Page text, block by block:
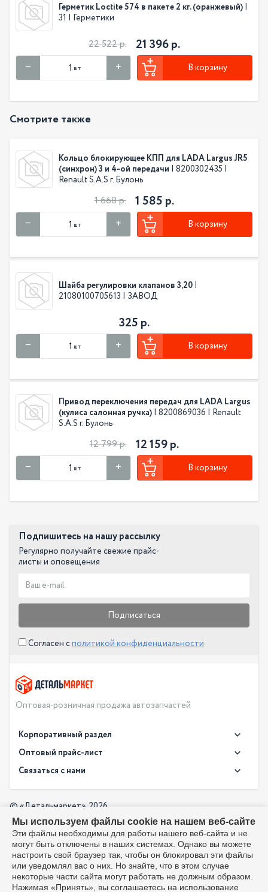
Герметик Loctite 574 в пакете 2 кг. (оранжевый) |
31 | Герметики
22 522 р. 21 396 р.
шт В корзину
Смотрите также
Кольцо блокирующее КПП для LADA Largus JR5
(синхрон) 3 и 4-ой передачи | 8200302435 |
Renault S.A.S г. Булонь
1 668 р. 1 585 р.
шт В корзину
Шайба регулировки клапанов 3,20 |
21080100705613 | ЗАВОД
325 р.
шт В корзину
Привод переключения передач для LADA Largus
(кулиса салонная ручка) | 8200869036 | Renault
S.A.S г. Булонь
12 799 р. 12 159 р.
шт В корзину
Подпишитесь на нашу рассылку
Регулярно получайте свежие прайс-
листы и оповещения
Подписаться
Согласен сполитикой конфиденциальности
Оптовая-розничная продажа автозапчастей
Корпоративный раздел
Новости
О компании
Доставка
Оптовый прайс-лист
Оплата
Производители
Политика в отношении обработки персональных данных
Оптовый прайс-лист
Скачать прайс в PDF
Связаться с нами
info@detalmarket.ru
Перезвоните мне
© «Детальмаркет», 2026
Разработка:
Все упоминания товарных знаков (включая LADA и АвтоВАЗ)
используются исключительно для указания совместимости
товаров и соответствуют положениям ст. 1487, 1484
Гражданского кодекса РФ. Интернет-магазин не является
Мы используем файлы cookie на нашем веб-сайте
Эти файлы необходимы для работы нашего веб-сайта и не
могут быть отключены в наших системах. Однако вы можете
настроить свой браузер так, чтобы он блокировал эти файлы
или уведомлял вас о них. Но знайте, что в этом случае
некоторые части сайта могут работать не должным образом.
Нажимая «Принять», вы соглашаетесь на использование